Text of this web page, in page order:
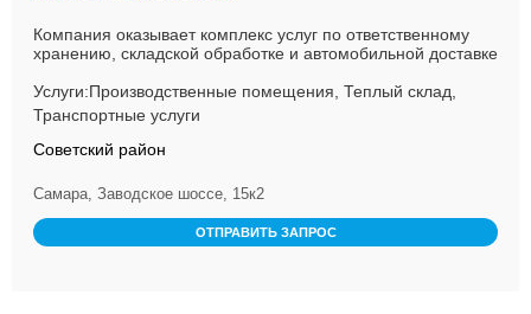
Компания оказывает комплекс услуг по ответственному
хранению, складской обработке и автомобильной доставке
Услуги:Производственные помещения, Теплый склад,
Транспортные услуги
Советский район
Самара, Заводское шоссе, 15к2
ОТПРАВИТЬ ЗАПРОС